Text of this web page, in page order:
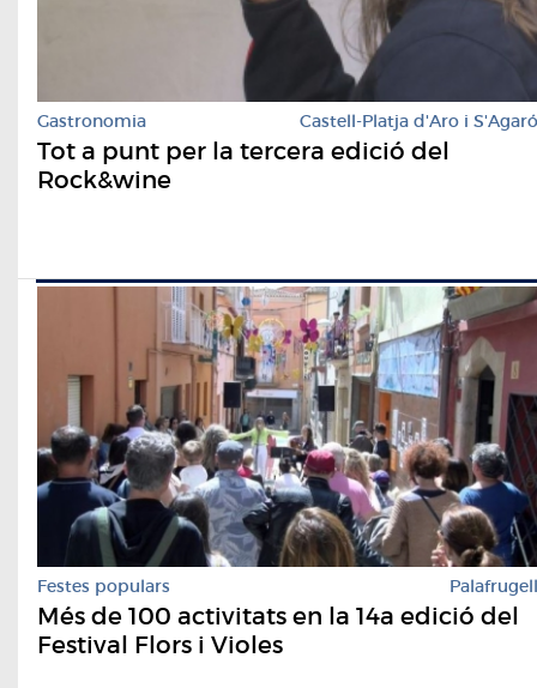
Gastronomia Castell-Platja d'Aro i S'Agaró
Tot a punt per la tercera edició del
Rock&wine
Festes populars Palafrugell
Més de 100 activitats en la 14a edició del
Festival Flors i Violes